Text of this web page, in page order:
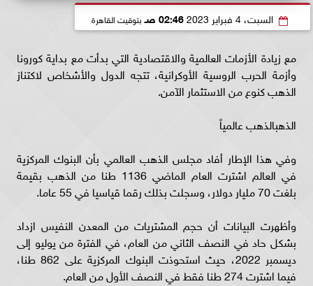
السبت، 4 فبراير 2023 02:46 صـ بتوقيت القاهرة
مع زيادة الأزمات العالمية والاقتصادية التي بدأت مع بداية كورونا
وأزمة الحرب الروسية الأوكرانية، تتجه الدول والأشخاص لاكتناز
الذهب كنوع من الاستثمار الآمن.
الذهبالذهب عالمياً
وفي هذا الإطار أفاد مجلس الذهب العالمي بأن البنوك المركزية
في العالم اشترت العام الماضي 1136 طنا من الذهب بقيمة
بلغت 70 مليار دولار، وسجلت بذلك رقما قياسيا في 55 عاما.
وأظهرت البيانات أن حجم المشتريات من المعدن النفيس ازداد
بشكل حاد في النصف الثاني من العام، في الفترة من يوليو إلى
ديسمبر 2022، حيث استحوذت البنوك المركزية على 862 طنا،
فيما اشترت 274 طنا فقط في النصف الأول من العام.